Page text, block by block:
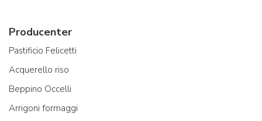
Producenter
Pastificio Felicetti
Acquerello riso
Beppino Occelli
Arrigoni formaggi